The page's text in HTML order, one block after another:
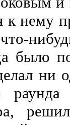
к нему
было
ни